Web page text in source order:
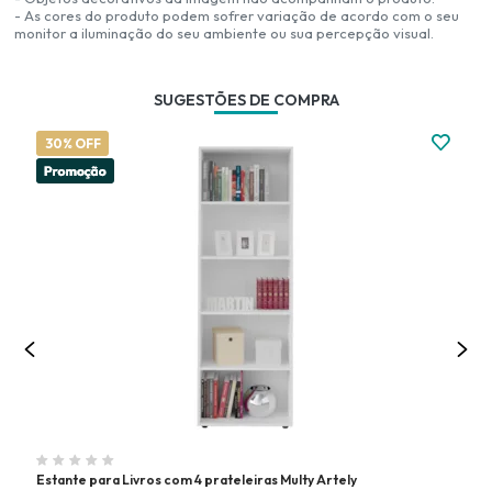
- As cores do produto podem sofrer variação de acordo com o seu
monitor a iluminação do seu ambiente ou sua percepção visual.
SUGESTÕES DE COMPRA
30% OFF
Estante para Livros com 4 prateleiras Multy Artely